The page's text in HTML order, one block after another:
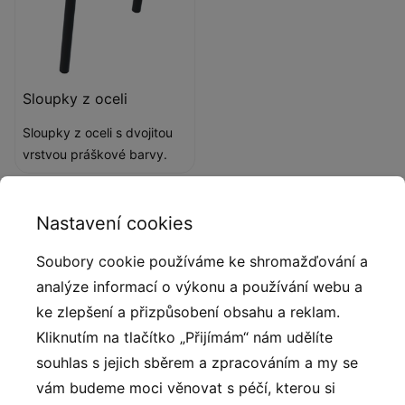
Sloupky z oceli
Sloupky z oceli s dvojitou
vrstvou práškové barvy.
Popis produktu
Parkour je disciplína založená na schopnosti
bezpečně, hladce a efektivně překonávat překážky
pomocí vlastního těla s důrazem na praktickou sílu,
vytrvalost a rovnováhu. Velmi důležitá je kreativita,
plynulost a přesnost, s jakou jsou překážky zdolávány.
Parkourová sestava poskytuje tréninkový prostor pro
Nastavení cookies
Soubory cookie používáme ke shromažďování a
analýze informací o výkonu a používání webu a
ke zlepšení a přizpůsobení obsahu a reklam.
Kliknutím na tlačítko „Přijímám“ nám udělíte
souhlas s jejich sběrem a zpracováním a my se
vám budeme moci věnovat s péčí, kterou si